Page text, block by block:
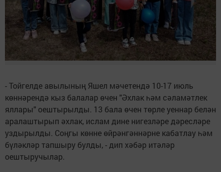
- Тойгелде авылының Яшел мәчетендә 10-17 июль
көннәрендә кыз балалар өчен "Әхлак һәм сәламәтлек
яллары" оештырылды. 13 бала өчен төрле уеннар белән
аралаштырып әхлак, ислам дине нигезләре дәресләре
уздырылды. Соңгы көнне өйрәнгәннәрне кабатлау һәм
бүләкләр тапшыру булды, - дип хәбәр итәләр
оештыручылар.